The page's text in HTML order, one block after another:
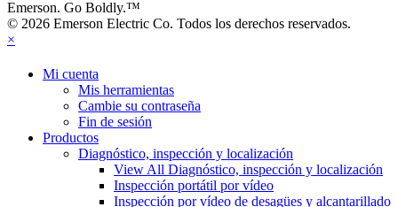
Emerson. Go Boldly.™
© 2026 Emerson Electric Co. Todos los derechos reservados.
×
Mi cuenta
Mis herramientas
Cambie su contraseña
Fin de sesión
Productos
Diagnóstico, inspección y localización
View All Diagnóstico, inspección y localización
Inspección portátil por vídeo
Inspección por vídeo de desagües y alcantarillado